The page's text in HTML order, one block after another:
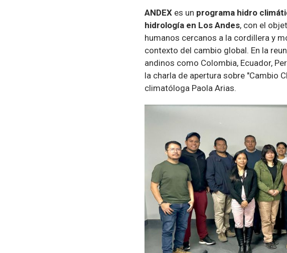
ANDEX es un programa hidro
hidrología en Los Andes, con el
humanos cercanos a la cordillera y
contexto del cambio global. En la
andinos como Colombia, Ecuador,
la charla de apertura sobre "Cambio
climatóloga Paola Arias.